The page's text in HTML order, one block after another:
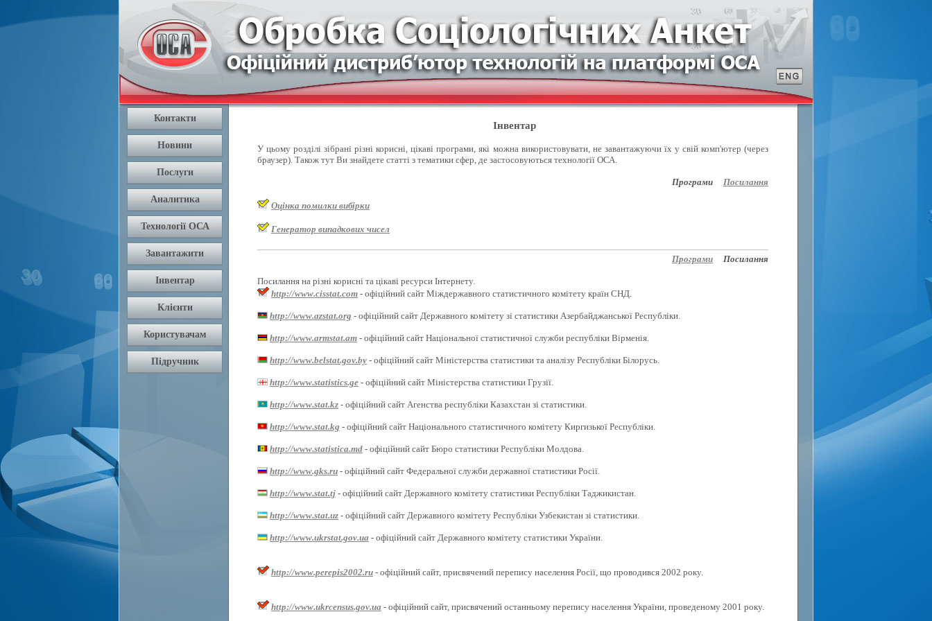
Інвентар
У цьому розділі зібрані різні корисні, цікаві програми, які можна використовувати, не завантажуючи їх у свій комп'ютер (через
браузер). Також тут Ви знайдете статті з тематики сфер, де застосовуються технології ОСА.
Програми Посилання
Оцінка помилки вибірки
Генератор випадкових чисел
Програми Посилання
Посилання на різні корисні та цікаві ресурси Інтернету.
http://www.cisstat.com - офіційний сайт Міждержавного статистичного комітету країн СНД.
http://www.azstat.org - офіційний сайт Державного комітету зі статистики Азербайджанської Республіки.
http://www.armstat.am - офіційний сайт Національної статистичної служби республіки Вірменія.
http://www.belstat.gov.by - офіційний сайт Міністерства статистики та аналізу Республіки Білорусь.
http://www.statistics.ge - офіційний сайт Міністерства статистики Грузії.
http://www.stat.kz - офіційний сайт Агенства республіки Казахстан зі статистики.
http://www.stat.kg - офіційний сайт Національного статистичного комітету Киргизької Республіки.
http://www.statistica.md - офіційний сайт Бюро статистики Республіки Молдова.
http://www.gks.ru - офіційний сайт Федеральної служби державної статистики Росії.
http://www.stat.tj - офіційний сайт Державного комітету статистики Республіки Таджикистан.
http://www.stat.uz - офіційний сайт Державного комітету Республіки Узбекистан зі статистики.
http://www.ukrstat.gov.ua - офіційний сайт Державного комітету статистики України.
http://www.perepis2002.ru - офіційний сайт, присвячений перепису населення Росії, що проводився 2002 року.
http://www.ukrcensus.gov.ua - офіційний сайт, присвячений останньому перепису населення України, проведеному 2001 року.